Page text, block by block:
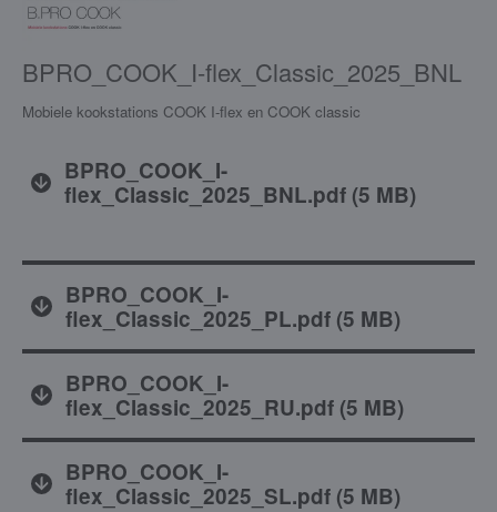
BPRO_COOK_I-flex_Classic_2025_BNL
Mobiele kookstations COOK I-flex en COOK classic
BPRO_COOK_I-
flex_Classic_2025_BNL.pdf (5 MB)
BPRO_COOK_I-
flex_Classic_2025_PL.pdf(5 MB)
BPRO_COOK_I-
flex_Classic_2025_RU.pdf(5 MB)
BPRO_COOK_I-
flex_Classic_2025_SL.pdf(5 MB)